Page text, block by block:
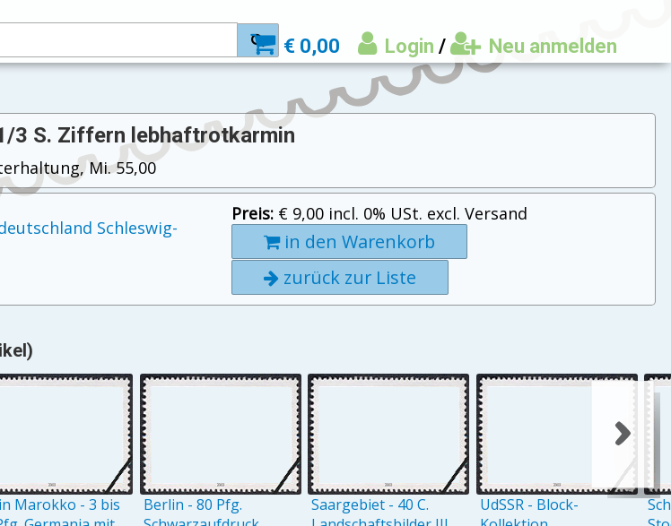
€ 0,00 Login / Neu anmelden
3 S. Ziffern lebhaftrotkarmin
Mi. 55,00
Schleswig-
Preis: € 9,00 incl. 0% USt. excl. Versand
in den Warenkorb
zurück zur Liste
Marokko - 3 bis
Berlin - 80 Pfg.
Saargebiet - 40 C.
UdSSR - Block-